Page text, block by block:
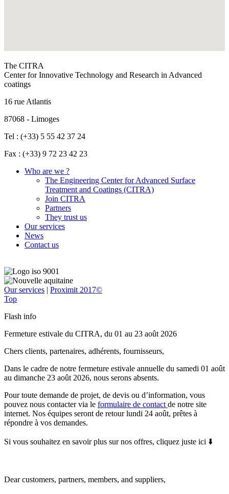
The CITRA
Center for Innovative Technology and Research in Advanced
coatings
16 rue Atlantis
87068 - Limoges
Tel : (+33) 5 55 42 37 24
Fax : (+33) 9 72 23 42 23
Who are we ?
The Engineering Center for Advanced Surface
Treatment and Coatings (CITRA)
Join CITRA
Partners
They trust us
Our services
News
Contact us
Our services
Proximit 2017©
Top
Flash info
Fermeture estivale du CITRA, du 01 au 23 août 2026
Chers clients, partenaires, adhérents, fournisseurs,
Dans le cadre de notre fermeture estivale annuelle du samedi 01 août
au dimanche 23 août 2026, nous serons absents.
Pour toute demande de projet, de devis ou d’information, vous
pouvez nous contacter via le formulaire de contactde notre site
internet. Nos équipes seront de retour lundi 24 août, prêtes à
répondre à vos demandes.
Si vous souhaitez en savoir plus sur nos offres, cliquez juste ici ⬇️
Dear customers, partners, members, and suppliers,